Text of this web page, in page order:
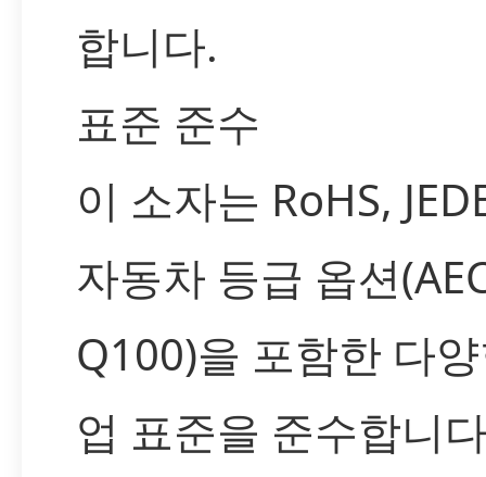
합니다.
표준 준수
이 소자는 RoHS,
자동차 등급 옵션
Q100)을 포함한 다
업 표준을 준수합니